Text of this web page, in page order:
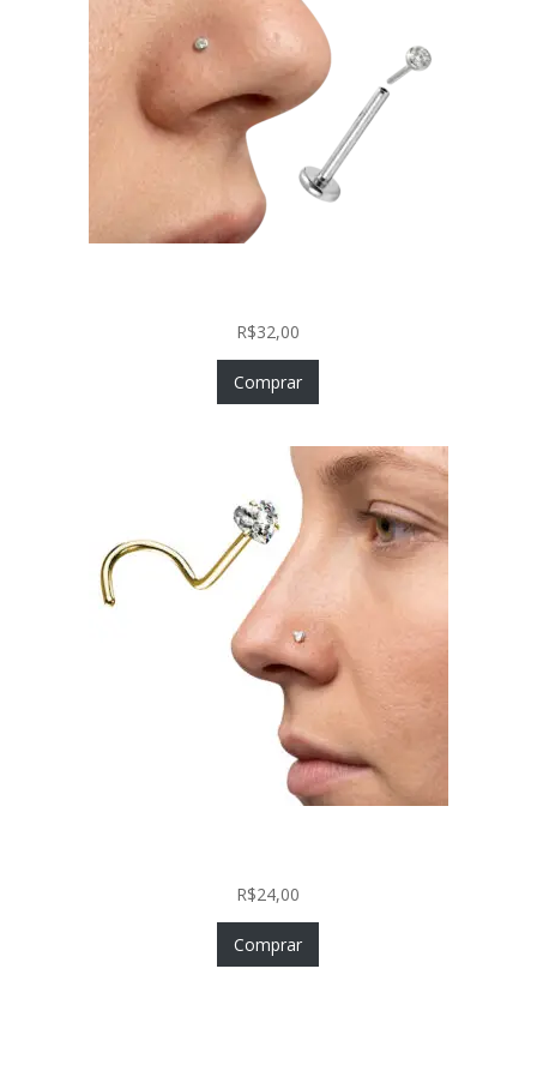
R$32,00
Comprar
R$24,00
Comprar